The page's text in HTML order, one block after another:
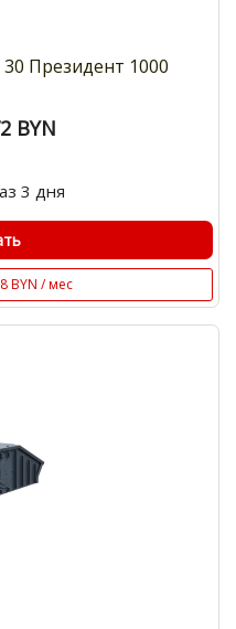
Президент 1000
BYN
3 дня
BYN / мес